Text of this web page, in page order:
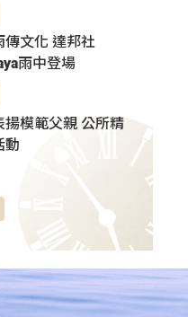
傳文化 達邦社
雨中登場
揚模範父親 公所精
動